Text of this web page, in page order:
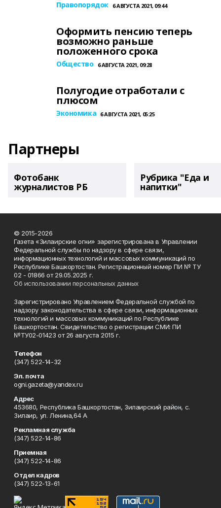
Правопорядок 6 АВГУСТА 2021, 09:44
Оформить пенсию теперь
возможно раньше
положенного срока
Общество 6 АВГУСТА 2021, 09:28
Полугодие отработали с
плюсом
Экономика 6 АВГУСТА 2021, 05:25
Партнеры
Фотобанк
журналистов РБ
Рубрика "Еда и
напитки"
© 2015-2026
Газета «Зилаирские огни» зарегистрирована в Управлении
Федеральной службы по надзору в сфере связи,
информационных технологий и массовых коммуникаций по
Республике Башкортостан. Регистрационный номер ПИ № ТУ
02 - 01866 от 29.05.2025 г.
Об использовании персональных данных
Зарегистрировано Управлением Федеральной службой по
надзору законодательства в сфере связи, информационных
технологий и массовых коммуникаций по Республике
Башкортостан. Свидетельство о регистрации СМИ: ПИ
№ТУ02-01423 от 26 августа 2015 г.
Телефон
(347) 522-14-32
Эл. почта
ogni.gazeta@yandex.ru
Адрес
453680, Республика Башкортостан, Зилаирский район, с.
Зилаир, ул. Ленина,64 А
Рекламная служба
(347) 522-14-86
Приемная
(347) 522-14-86
Отдел кадров
(347) 522-13-61